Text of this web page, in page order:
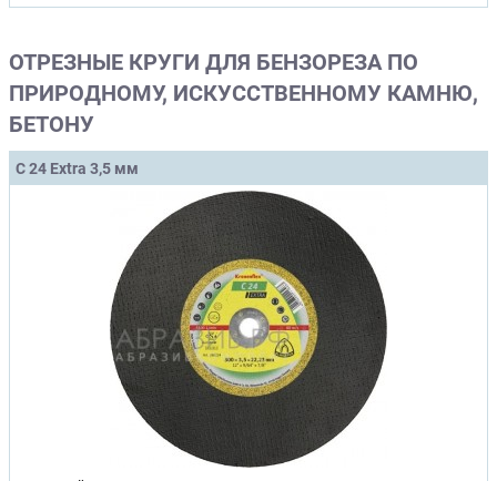
ОТРЕЗНЫЕ КРУГИ ДЛЯ БЕНЗОРЕЗА ПО
ПРИРОДНОМУ, ИСКУССТВЕННОМУ КАМНЮ,
БЕТОНУ
C 24 Extra 3,5 мм